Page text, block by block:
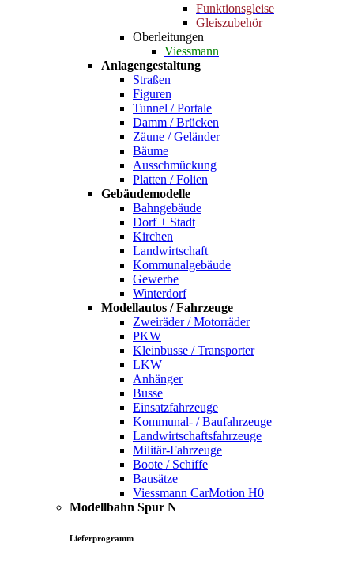
Funktionsgleise
Gleiszubehör
Oberleitungen
Viessmann
Anlagengestaltung
Straßen
Figuren
Tunnel / Portale
Damm / Brücken
Zäune / Geländer
Bäume
Ausschmückung
Platten / Folien
Gebäudemodelle
Bahngebäude
Dorf + Stadt
Kirchen
Landwirtschaft
Kommunalgebäude
Gewerbe
Winterdorf
Modellautos / Fahrzeuge
Zweiräder / Motorräder
PKW
Kleinbusse / Transporter
LKW
Anhänger
Busse
Einsatzfahrzeuge
Kommunal- / Baufahrzeuge
Landwirtschaftsfahrzeuge
Militär-Fahrzeuge
Boote / Schiffe
Bausätze
Viessmann CarMotion H0
Modellbahn Spur N
Lieferprogramm